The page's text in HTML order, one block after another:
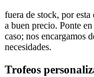
fuera de stock, por
a buen precio. Ponte
caso; nos encargamos
necesidades.
Trofeos